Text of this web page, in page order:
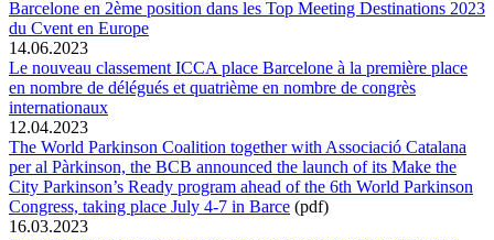
Barcelone en 2ème position dans les Top Meeting Destinations 2023
du Cvent en Europe
14.06.2023
Le nouveau classement ICCA place Barcelone à la première place
en nombre de délégués et quatrième en nombre de congrès
internationaux
12.04.2023
The World Parkinson Coalition together with Associació Catalana
per al Pàrkinson, the BCB announced the launch of its Make the
City Parkinson’s Ready program ahead of the 6th World Parkinson
Congress, taking place July 4-7 in Barce (pdf)
16.03.2023